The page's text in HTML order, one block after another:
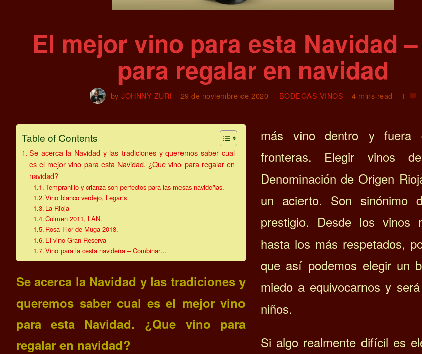
El mejor vino para esta Navidad
para regalar en navidad
byJOHNNY ZURI 29 de noviembre de 2020 BODEGAS VINOS 4 mins read 1
Table of Contents
Se acerca la Navidad y las tradiciones y queremos saber cual
es el mejor vino para esta Navidad. ¿Que vino para regalar en
navidad?
Tempranillo y crianza son perfectos para las mesas navideñas.
Vino blanco verdejo, Legaris
La Rioja
Culmen 2011, LAN.
Rosa Flor de Muga 2018.
El vino Gran Reserva
Vino para la cesta navideña – Combinar…
Se acerca la Navidad y las tradiciones y
queremos saber cual es el mejor vino
para esta Navidad. ¿Que vino para
regalar en navidad?
más vino dentro y fuera
fronteras. Elegir vinos
Denominación de Origen
un acierto. Son sinónimo
prestigio. Desde los vinos
hasta los más respetados,
que así podemos elegir un
miedo a equivocarnos y
niños.
Si algo realmente difícil es